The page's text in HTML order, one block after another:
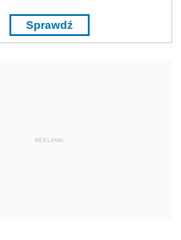
Sprawdź
REKLAMA